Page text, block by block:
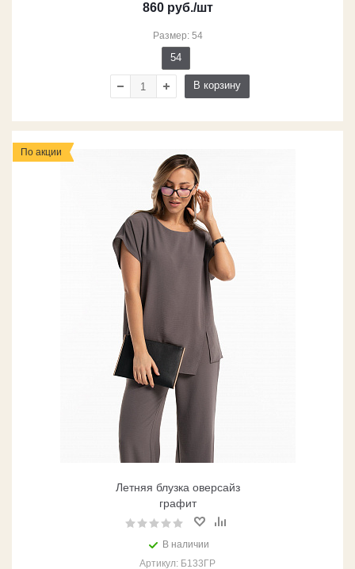
860руб./шт
Размер: 54
54
В корзину
По акции
Летняя блузка оверсайз
графит
В наличии
Артикул: Б133ГР